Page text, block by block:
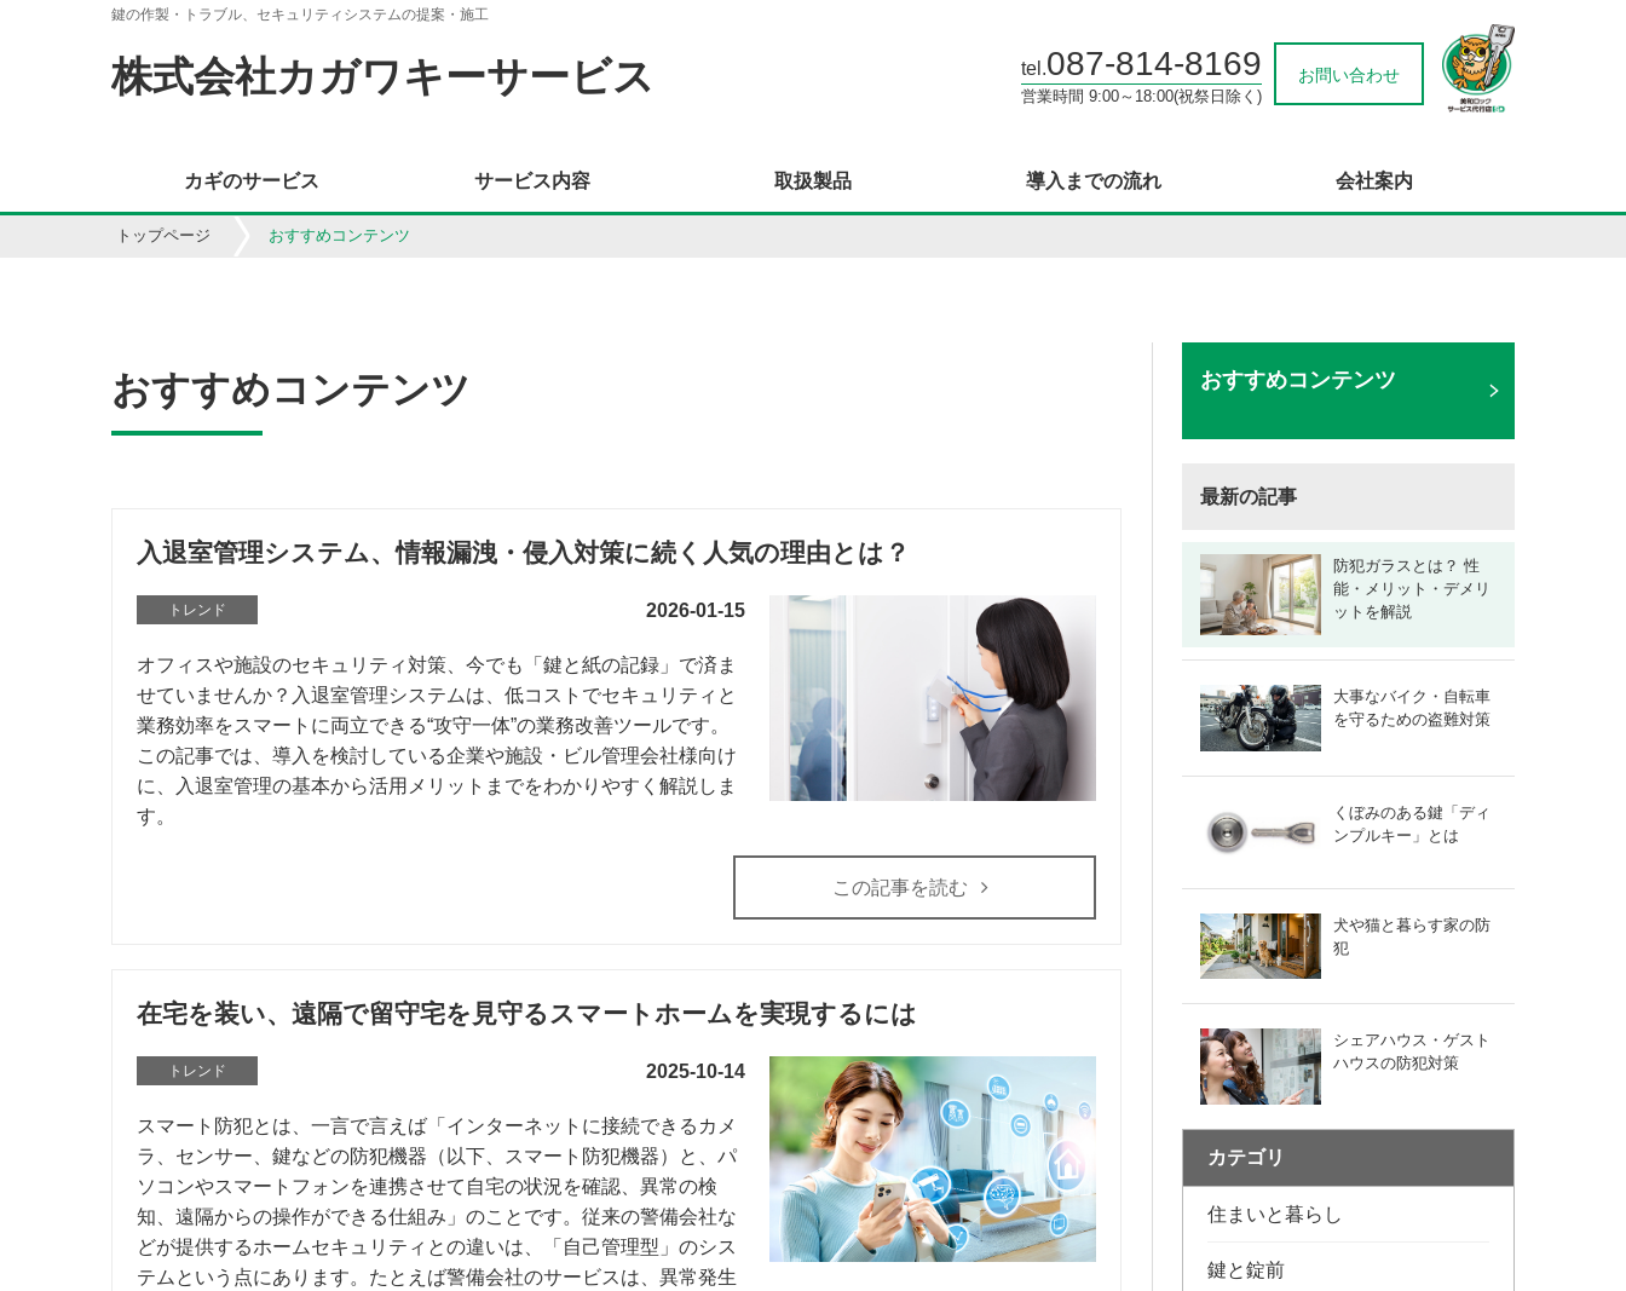
鍵の作製・トラブル、セキュリティシステムの提案・施工
株式会社カガワキーサービス tel.087-814-8169
営業時間 9:00～18:00(祝祭日除く)
お問い合わせ
カギのサービス サービス内容 取扱製品 導入までの流れ 会社案内
トップページ おすすめコンテンツ
おすすめコンテンツ
入退室管理システム、情報漏洩・侵入対策に続く人気の理由とは？
トレンド 2026-01-15
オフィスや施設のセキュリティ対策、今でも「鍵と紙の記録」で済ま
せていませんか？入退室管理システムは、低コストでセキュリティと
業務効率をスマートに両立できる“攻守一体”の業務改善ツールです。
この記事では、導入を検討している企業や施設・ビル管理会社様向け
に、入退室管理の基本から活用メリットまでをわかりやすく解説しま
す。
この記事を読む
在宅を装い、遠隔で留守宅を見守るスマートホームを実現するには
トレンド 2025-10-14
スマート防犯とは、一言で言えば「インターネットに接続できるカメ
ラ、センサー、鍵などの防犯機器（以下、スマート防犯機器）と、パ
ソコンやスマートフォンを連携させて自宅の状況を確認、異常の検
知、遠隔からの操作ができる仕組み」のことです。従来の警備会社な
どが提供するホームセキュリティとの違いは、「自己管理型」のシス
テムという点にあります。たとえば警備会社のサービスは、異常発生
おすすめコンテンツ
最新の記事
防犯ガラスとは？ 性
能・メリット・デメリ
ットを解説
大事なバイク・自転車
を守るための盗難対策
くぼみのある鍵「ディ
ンプルキー」とは
犬や猫と暮らす家の防
犯
シェアハウス・ゲスト
ハウスの防犯対策
カテゴリ
住まいと暮らし
鍵と錠前